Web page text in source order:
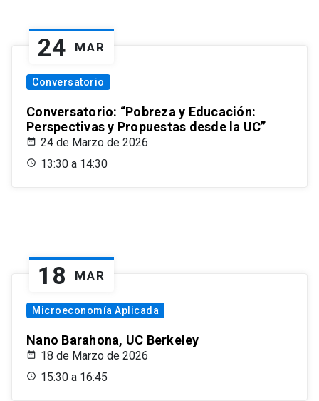
24 MAR
Conversatorio
Conversatorio: “Pobreza y Educación:
Perspectivas y Propuestas desde la UC”
24 de Marzo de 2026
13:30 a 14:30
18 MAR
Microeconomía Aplicada
Nano Barahona, UC Berkeley
18 de Marzo de 2026
15:30 a 16:45